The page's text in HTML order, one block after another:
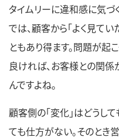
タイムリーに違和感に気づ
では、顧客から「よく見て
ともあり得ます。問題が起
良ければ、お客様との関係
んですよね。
顧客側の「変化」はどうし
ても仕方がない。そのとき